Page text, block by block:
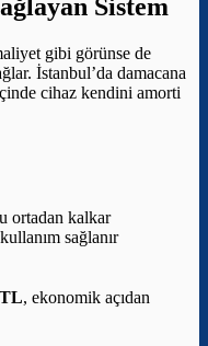
Sistem
gibi görünse de
İstanbul’da damacana
cihaz kendini amorti
ortadan kalkar
sağlanır
TL, ekonomik açıdan